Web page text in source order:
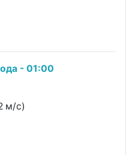
- 01:00
м/с)